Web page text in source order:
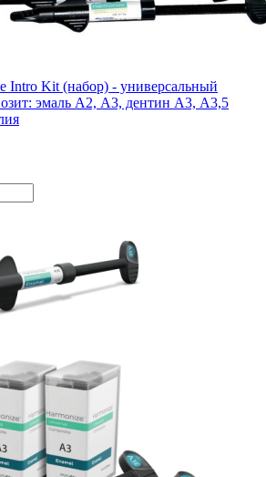
Intro Kit (набор) - универсальный
эмаль А2, А3, дентин А3, А3,5